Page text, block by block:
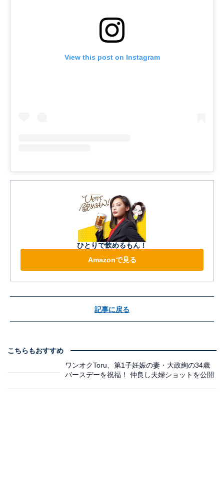
View this post on Instagram
ひとりで飲めるもん！
Amazonで見る
記事に戻る
こちらもおすすめ
ワンオクToru、第1子妊娠の妻・大政絢の34歳
バースデーを祝福！ 仲良し夫婦ショットを公開